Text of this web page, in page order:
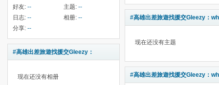
好友: -- 主题: --
日志: -- 相册: --
分享: --
#高雄出差旅遊找援交Gleezy：
现在还没有相册
#高雄出差旅遊找援交Gleezy：
现在还没有主题
#高雄出差旅遊找援交Gleezy：